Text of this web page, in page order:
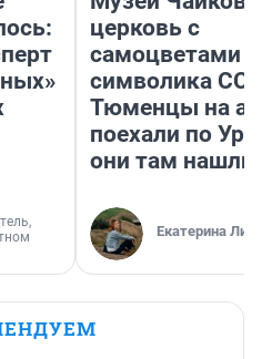
церковь с
самоцветами
символика
Тюменцы на
поехали по
они там нашли
Екатерина